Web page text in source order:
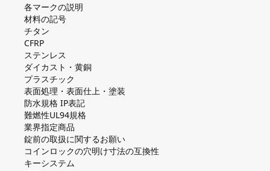
各マークの説明
材料の記号
チタン
CFRP
ステンレス
ダイカスト・⻩銅
プラスチック
表面処理・表面仕上・塗装
防⽔規格 IP表記
難燃性UL94規格
業界指定商品
錠前の取扱に関するお願い
コインロックの⽳明け⼨法の互換性
キーシステム